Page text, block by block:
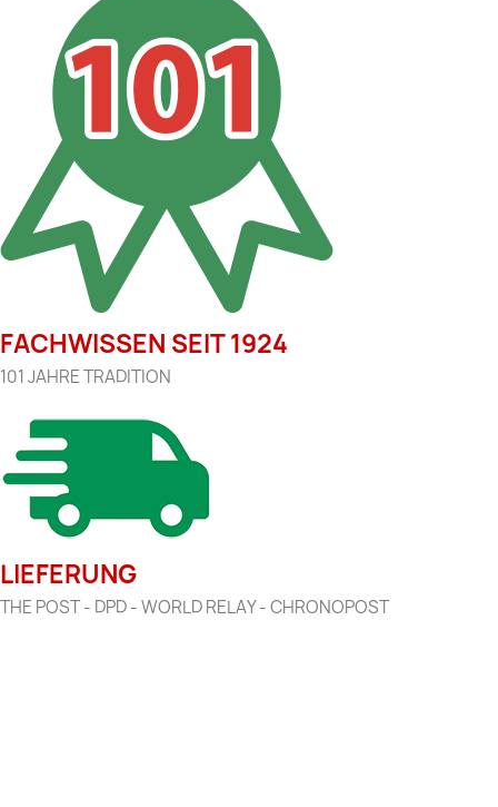
FACHWISSEN SEIT 1924
101 JAHRE TRADITION
LIEFERUNG
THE POST - DPD - WORLD RELAY - CHRONOPOST